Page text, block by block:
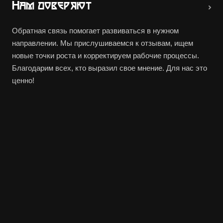
Нам доверяют
Обратная связь помогает развиваться в нужном
направлении. Мы прислушиваемся к отзывам, ищем
новые точки роста и корректируем рабочие процессы.
Благодарим всех, кто выразил свое мнение. Для нас это
ценно!